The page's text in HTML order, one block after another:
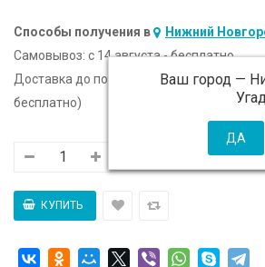
Способы получения в Нижний
Ваш город —
Самовывоз: c 14 августа - бесплатно
Доставка до подъезда:
c 14 августа -
бесплатно)